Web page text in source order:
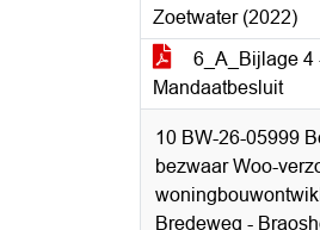
Zoetwater (2022)
6_A_Bijlage 4
Mandaatbesluit
10 BW-26-05999
bezwaar Woo-
Bredeweg -